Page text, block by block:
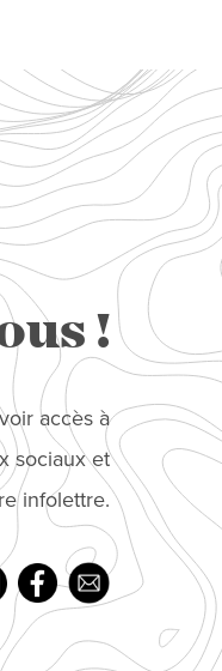
!
accès à
sociaux et
infolettre.